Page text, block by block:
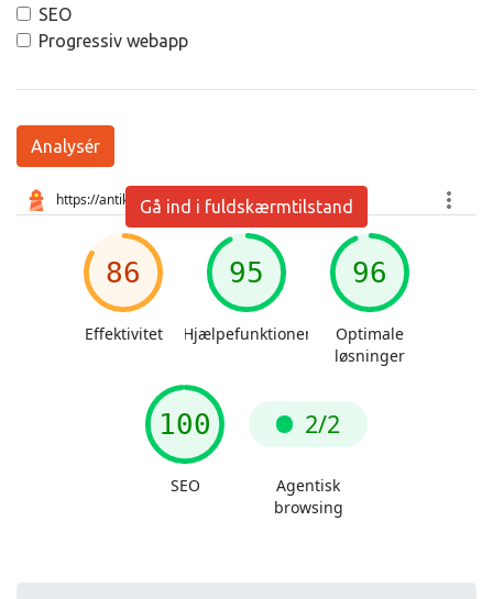
SEO
Progressiv webapp
Analysér
Gå ind i fuldskærmtilstand